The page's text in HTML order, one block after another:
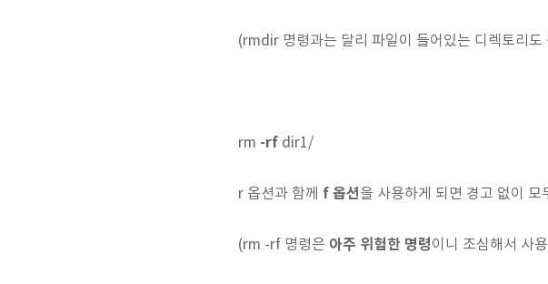
(rmdir 명령과는 달리 파일이 들어있는 디렉토리도
rm -rf dir1/
r 옵션과 함께 f 옵션을 사용하게 되면 경고 없이 모
(rm -rf 명령은 아주 위험한 명령이니 조심해서 사